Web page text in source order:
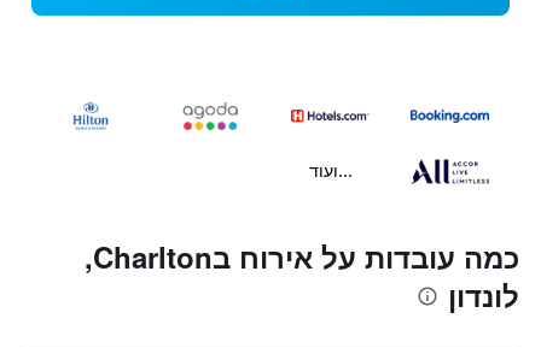
...ועוד
כמה עובדות על אירוח בCharlton,
לונדון